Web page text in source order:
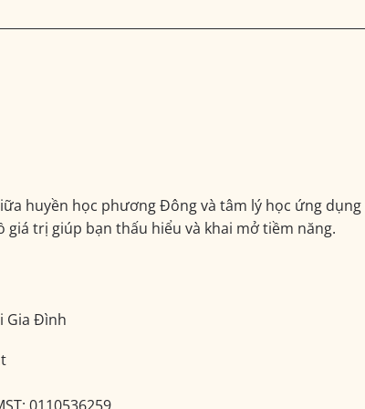
huyền học phương Đông và tâm lý học ứng
trị giúp bạn thấu hiểu và khai mở tiềm năng.
Gia Đình